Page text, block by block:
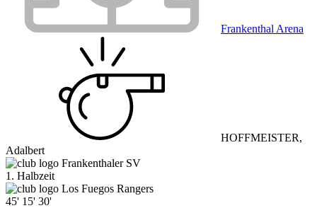
Frankenthal Arena
HOFFMEISTER,
Adalbert
Frankenthaler SV
1. Halbzeit
Los Fuegos Rangers
45' 15' 30'